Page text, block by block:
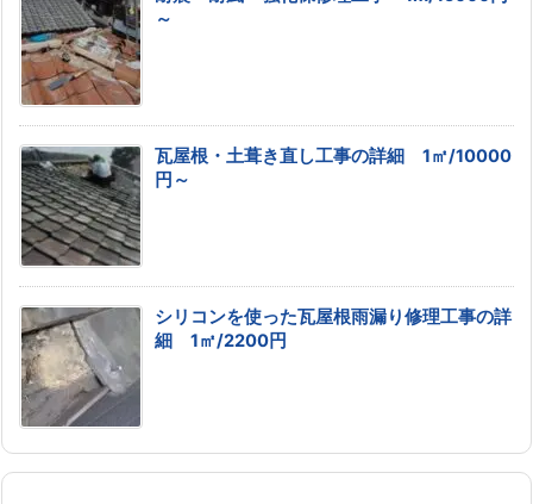
～
瓦屋根・土葺き直し工事の詳細 1㎡/10000
円～
シリコンを使った瓦屋根雨漏り修理工事の詳
細 1㎡/2200円